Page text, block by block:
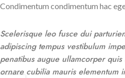
Condimentum condimentum hac
Scelerisque leo fusce dui
adipiscing tempus vestibulum
penatibus augue ullamcorper
ornare cubilia mauris elementum